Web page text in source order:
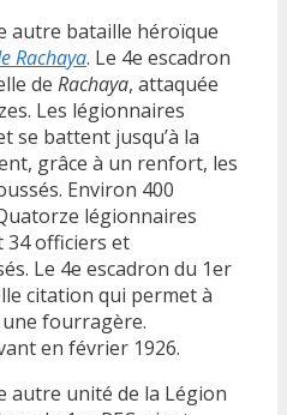
autre bataille héroïque
Rachaya. Le 4e escadron
de Rachaya, attaquée
Les légionnaires
se battent jusqu’à la
grâce à un renfort, les
Environ 400
légionnaires
34 officiers et
Le 4e escadron du 1er
citation qui permet à
fourragère.
en février 1926.
autre unité de la Légion